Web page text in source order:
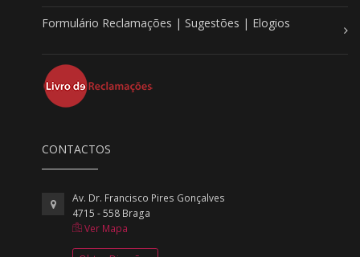
Formulário Reclamações | Sugestões | Elogios
CONTACTOS
Av. Dr. Francisco Pires Gonçalves
4715 - 558 Braga
Ver Mapa